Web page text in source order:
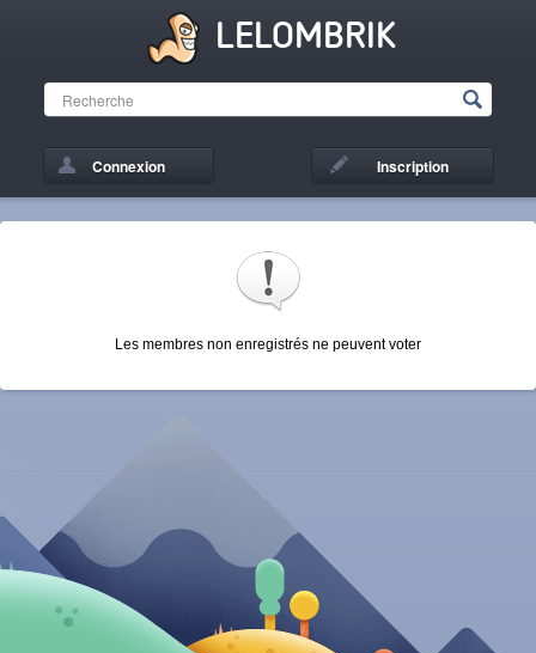
LELOMBRIK
Connexion Inscription
Les membres non enregistrés ne peuvent voter